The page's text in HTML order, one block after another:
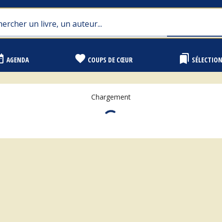
AGENDA favorite COUPS DE CŒUR bookmarks
Chargement